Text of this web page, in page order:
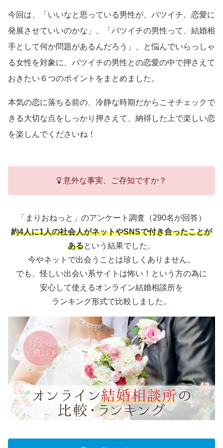
今回は、「いいなと思っている男性が、バツイチ。恋愛に
発展させていいのかな」、「バツイチの男性って、結婚相
手として何か問題があるんだろう」、と悩んでいらっしゃ
る女性を対象に、バツイチの男性との恋愛の中で押さえて
おきたい６つのポイントをまとめました。
本気の恋に落ちる前の、冷静な時期だからこそチェックで
きる大切な点をしっかり押さえて、納得した上で楽しい恋
を楽しんでくださいね！
意外な事実、ご存知ですか？
「まりおねっと」のアンケート調査（290名が回答）
約4人に1人の社会人がネットやSNSで付き合ったことが
あるという結果でした。
今やネットで出会うことは珍しくありません。
でも、怪しい出会い系サイトは怖い！という方の為に
安心して使えるオンライン結婚相談所を
ランキング形式で比較しました。